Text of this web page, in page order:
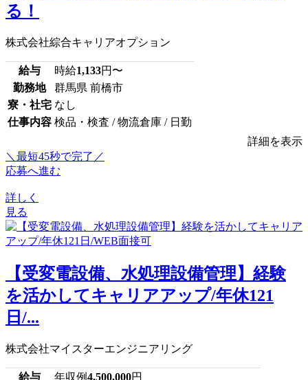
る！
株式会社綜合キャリアオプション
給与 時給1,133円〜
勤務地
群馬県 前橋市
寮・社宅 なし
仕事内容 検品・検査 / 物流倉庫 / 日勤
詳細を表示
＼最短45秒で完了／
応募へ進む
詳しく
見る
【受変電設備、水処理設備管理】経験
を活かしてキャリアアップ/年休121
日/...
株式会社マイスターエンジニアリング
給与 年収例4,500,000円